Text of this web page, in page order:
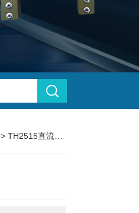
> TH2515直流低电阻测试仪